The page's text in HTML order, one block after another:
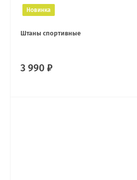
Новинка
Штаны спортивные
3 990 ₽